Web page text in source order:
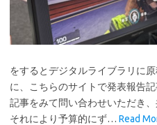
をするとデジタルライブラリに
に、こちらのサイトで発表報告
記事をみて問い合わせいただき
それにより予算的にず… Read